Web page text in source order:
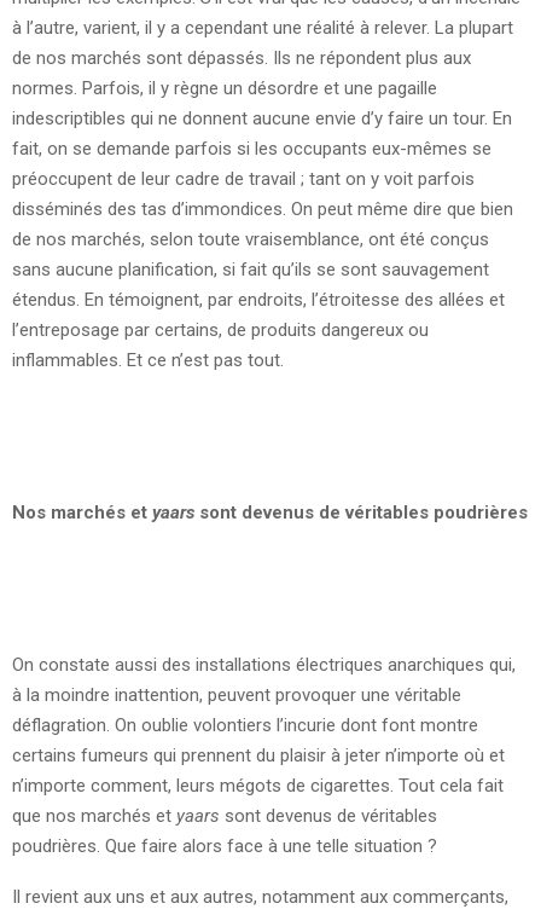
à l’autre, varient, il y a cependant une réalité à relever. La plupart
de nos marchés sont dépassés. Ils ne répondent plus aux
normes. Parfois, il y règne un désordre et une pagaille
indescriptibles qui ne donnent aucune envie d’y faire un tour. En
fait, on se demande parfois si les occupants eux-mêmes se
préoccupent de leur cadre de travail ; tant on y voit parfois
disséminés des tas d’immondices. On peut même dire que bien
de nos marchés, selon toute vraisemblance, ont été conçus
sans aucune planification, si fait qu’ils se sont sauvagement
étendus. En témoignent, par endroits, l’étroitesse des allées et
l’entreposage par certains, de produits dangereux ou
inflammables. Et ce n’est pas tout.
Nos marchés et yaars sont devenus de véritables poudrières
On constate aussi des installations électriques anarchiques qui,
à la moindre inattention, peuvent provoquer une véritable
déflagration. On oublie volontiers l’incurie dont font montre
certains fumeurs qui prennent du plaisir à jeter n’importe où et
n’importe comment, leurs mégots de cigarettes. Tout cela fait
que nos marchés et yaars sont devenus de véritables
poudrières. Que faire alors face à une telle situation ?
Il revient aux uns et aux autres, notamment aux commerçants,